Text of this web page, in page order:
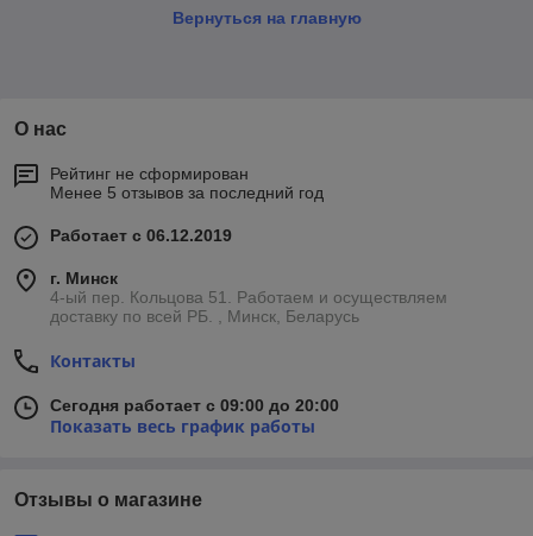
Вернуться на главную
О нас
Рейтинг не сформирован
Менее 5 отзывов за последний год
Работает с 06.12.2019
г. Минск
4-ый пер. Кольцова 51. Работаем и осуществляем
доставку по всей РБ. , Минск, Беларусь
Контакты
Сегодня работает с 09:00 до 20:00
Показать весь график работы
Отзывы о магазине